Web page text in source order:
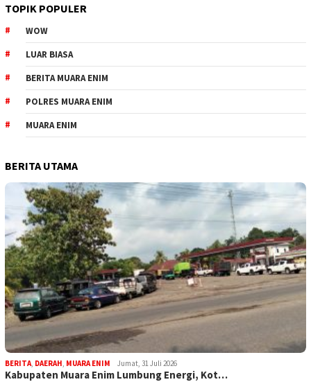
TOPIK POPULER
WOW
LUAR BIASA
BERITA MUARA ENIM
POLRES MUARA ENIM
MUARA ENIM
BERITA UTAMA
BERITA, DAERAH, MUARA ENIM Jumat, 31 Juli 2026
Kabupaten Muara Enim Lumbung Energi, Kot…